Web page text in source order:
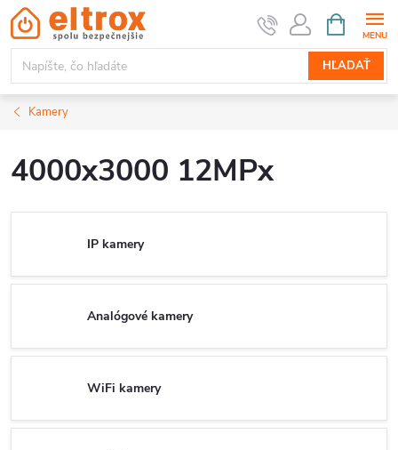
Prejsť
na
obsah
HĽADAŤ
KOŠÍK
Kamery
4000x3000 12MPx
IP kamery
Analógové kamery
WiFi kamery